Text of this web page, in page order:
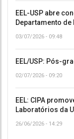
EEL-USP abre
Departamento
03/07/2026 - 09:48
EEL/USP: Pós-
02/07/2026 - 09:20
EEL: CIPA
Laboratórios da
26/06/2026 - 14:29